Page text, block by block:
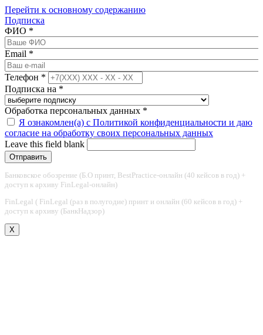
Перейти к основному содержанию
Подписка
ФИО *
Email *
Телефон *
Подписка на *
Обработка персональных данных *
Я ознакомлен(а) с Политикой конфиденциальности и даю
согласие на обработку своих персональных данных
Leave this field blank
Банковское обозрение (Б.О принт, BestPractice-онлайн (40 кейсов в год) +
доступ к архиву FinLegal-онлайн)
FinLegal ( FinLegal (раз в полугодие) принт и онлайн (60 кейсов в год) +
доступ к архиву (БанкНадзор)
X